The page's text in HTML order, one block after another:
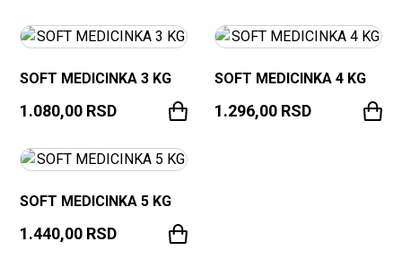
SOFT MEDICINKA 3 KG
1.080,00 RSD
SOFT MEDICINKA 4 KG
1.296,00 RSD
SOFT MEDICINKA 5 KG
1.440,00 RSD